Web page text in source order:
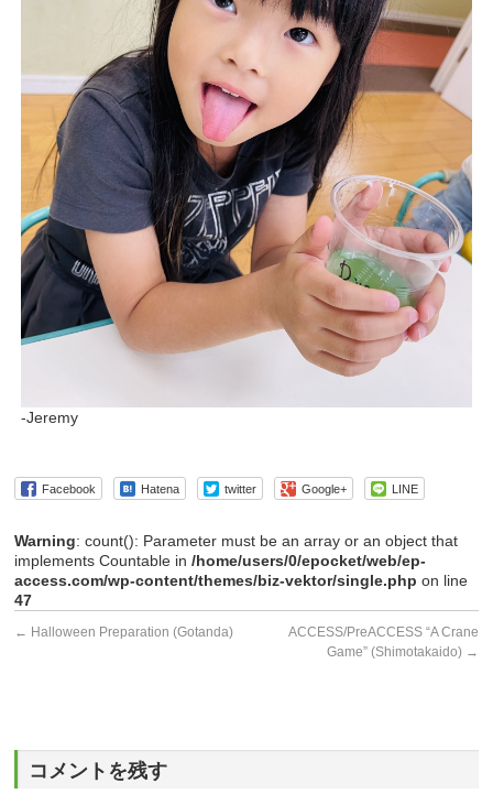
-Jeremy
Facebook Hatena twitter Google+ LINE
Warning: count(): Parameter must be an array or an object that
implements Countable in/home/users/0/epocket/web/ep-
access.com/wp-content/themes/biz-vektor/single.php on line
47
← Halloween Preparation (Gotanda)
ACCESS/PreACCESS “A Crane
Game” (Shimotakaido) →
コメントを残す